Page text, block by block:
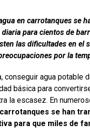
en carrotanques se
para cientos de
las dificultades en el
por la
conseguir agua potable
básica para
la escasez. En
se han
para que miles de